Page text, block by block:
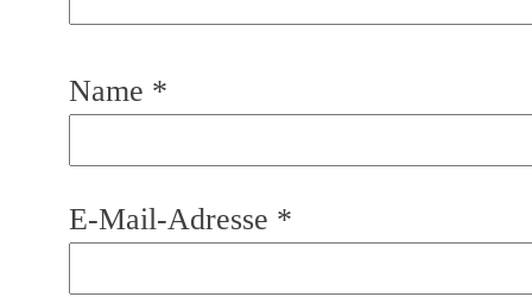
Name *
E-Mail-Adresse *